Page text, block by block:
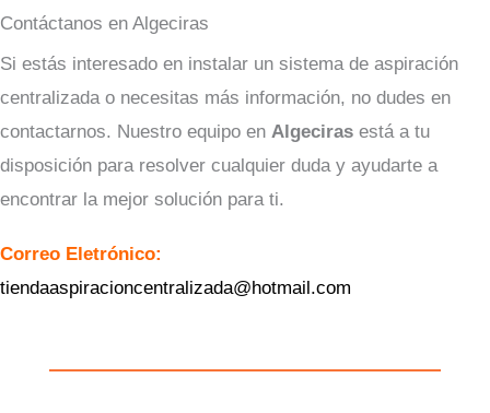
Contáctanos en Algeciras
Si estás interesado en instalar un sistema de aspiración
centralizada o necesitas más información, no dudes en
contactarnos. Nuestro equipo en Algeciras está a tu
disposición para resolver cualquier duda y ayudarte a
encontrar la mejor solución para ti.
Correo Eletrónico:
tiendaaspiracioncentralizada@hotmail.com